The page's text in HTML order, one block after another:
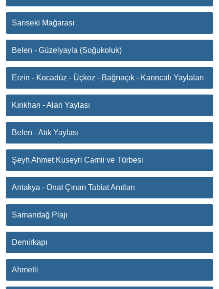
Sarıseki Mağarası
Belen - Güzelyayla (Soğukoluk)
Erzin - Kocadüz - Üçkoz - Bağrıaçık - Karıncalı Yaylaları
Kırıkhan - Alan Yaylası
Belen - Atık Yaylası
Şeyh Ahmet Kuseyri Camii ve Türbesi
Antakya - Onat Çınarı Tabiat Anıtları
Samandağ Plajı
Demirkapı
Ahmetli